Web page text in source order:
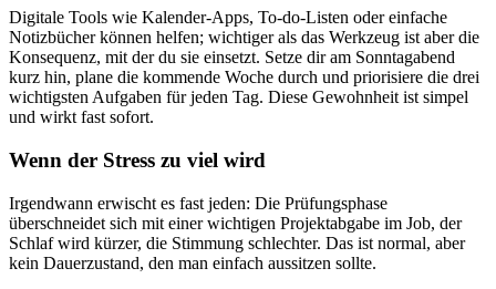
Digitale Tools wie Kalender-Apps, To-do-Listen oder einfache
Notizbücher können helfen; wichtiger als das Werkzeug ist aber die
Konsequenz, mit der du sie einsetzt. Setze dir am Sonntagabend
kurz hin, plane die kommende Woche durch und priorisiere die drei
wichtigsten Aufgaben für jeden Tag. Diese Gewohnheit ist simpel
und wirkt fast sofort.
Wenn der Stress zu viel wird
Irgendwann erwischt es fast jeden: Die Prüfungsphase
überschneidet sich mit einer wichtigen Projektabgabe im Job, der
Schlaf wird kürzer, die Stimmung schlechter. Das ist normal, aber
kein Dauerzustand, den man einfach aussitzen sollte.